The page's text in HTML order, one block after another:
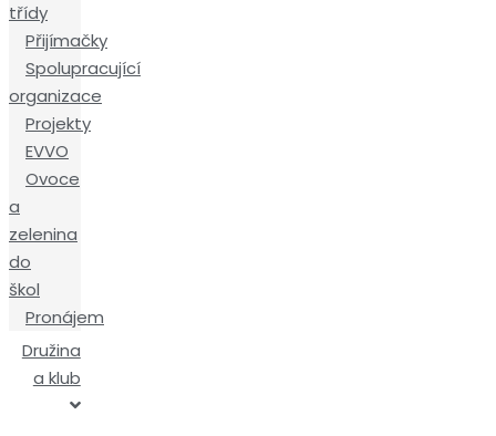
třídy
Přijímačky
Spolupracující
organizace
Projekty
EVVO
Ovoce
a
zelenina
do
škol
Pronájem
Družina
a klub